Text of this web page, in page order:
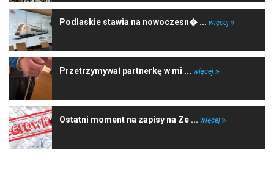
Podlaskie stawia na nowoczesn� ... więcej
Przetrzymywał partnerkę w mi ... więcej
Ostatni moment na zapisy na Ze ... więcej